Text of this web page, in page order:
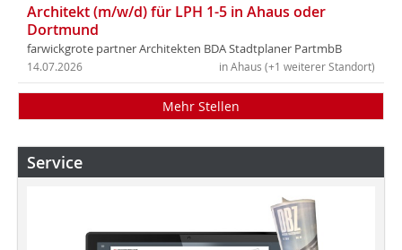
Architekt (m/w/d) für LPH 1-5 in Ahaus oder
Dortmund
farwickgrote partner Architekten BDA Stadtplaner PartmbB
in Ahaus (+1 weiterer Standort)
14.07.2026
Mehr Stellen
Service